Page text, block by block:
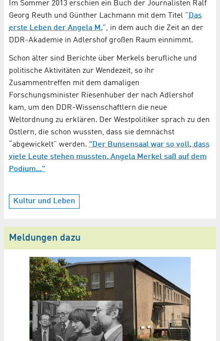
Im Sommer 2013 erschien ein Buch der Journalisten Ralf
Georg Reuth und Günther Lachmann mit dem Titel " Das
erste Leben der Angela M.", in dem auch die Zeit an der
DDR-Akademie in Adlershof großen Raum einnimmt.
Schon älter sind Berichte über Merkels berufliche und
politische Aktivitäten zur Wendezeit, so ihr
Zusammentreffen mit dem damaligen
Forschungsminister Riesenhuber der nach Adlershof
kam, um den DDR-Wissenschaftlern die neue
Weltordnung zu erklären. Der Westpolitiker sprach zu den
Ostlern, die schon wussten, dass sie demnächst
“abgewickelt” werden. "Der Bunsensaal war so voll, dass
viele Leute stehen mussten. Angela Merkel saß auf dem
Podium..."
Kultur und Leben
Meldungen dazu